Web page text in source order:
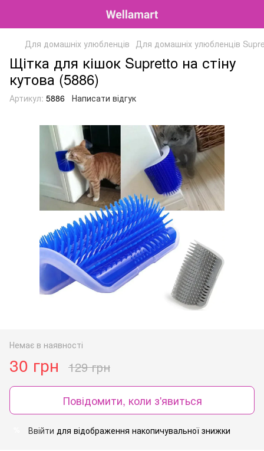
Для домашніх улюбленців Для домашніх улюбленців
Щітка для кішок Supretto на стіну
кутова (5886)
Артикул: 5886 Написати відгук
Немає в наявності
30 грн 129 грн
Повідомити, коли з'явиться
Ввійти для відображення накопичувальної знижки